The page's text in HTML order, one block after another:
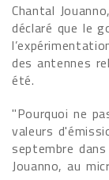
Chantal
déclaré que le
des antennes
été.
"Pourquoi ne
valeurs
septembre
Jouanno, au